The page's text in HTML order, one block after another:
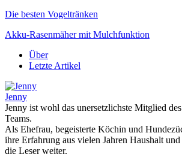
Die besten Vogeltränken
Akku-Rasenmäher mit Mulchfunktion
Über
Letzte Artikel
Jenny
Jenny ist wohl das unersetzlichste Mitglied
Teams.
Als Ehefrau, begeisterte Köchin und
ihre Erfahrung aus vielen Jahren Haushalt
die Leser weiter.